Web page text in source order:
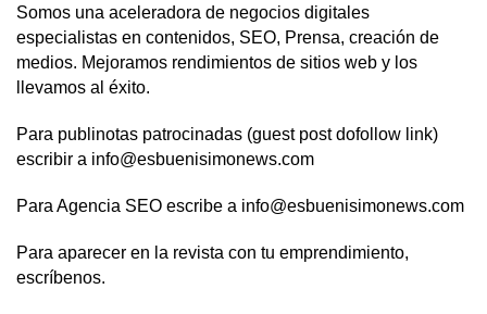
Somos una aceleradora de negocios digitales
especialistas en contenidos, SEO, Prensa, creación de
medios. Mejoramos rendimientos de sitios web y los
llevamos al éxito.
Para publinotas patrocinadas (guest post dofollow link)
escribir a info@esbuenisimonews.com
Para Agencia SEO escribe a info@esbuenisimonews.com
Para aparecer en la revista con tu emprendimiento,
escríbenos.